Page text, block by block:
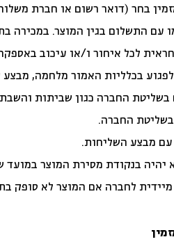
בחר (דואר רשום או חברת
עם התשלום בגין המוצר. במכירה
לכל איחור ו/או עיכוב
לפגוע בכלליות האמור מלחמה,
בשליטת החברה כגון שביתות
החברה.
מבצע השליחות.
יהיה בנקודת מסירת המוצר במועד